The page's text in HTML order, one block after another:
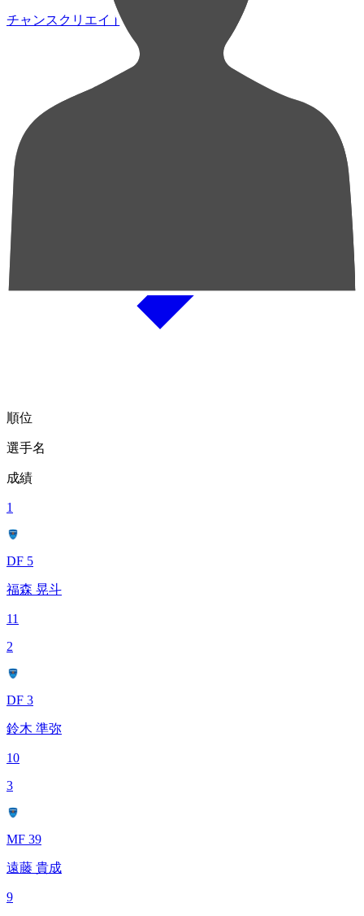
チャンスクリエイト総数
順位
選手名
成績
1
DF 5
福森 晃斗
11
2
DF 3
鈴木 準弥
10
3
MF 39
遠藤 貴成
9